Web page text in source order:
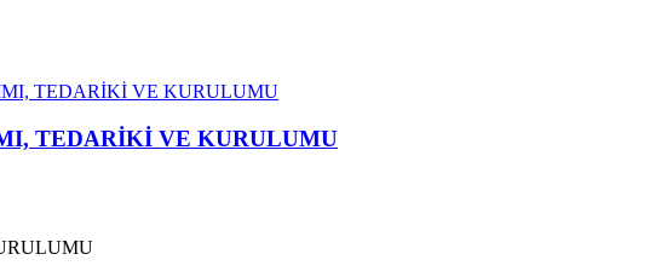
TEDARİKİ VE KURULUMU
TEDARİKİ VE KURULUMU